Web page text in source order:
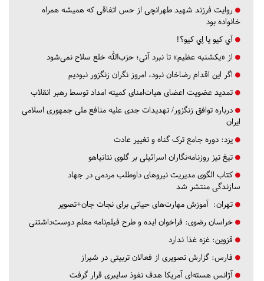
روایت فرزند شهید طهرانچی از حس اتفاقی که همیشه همراه
خانواده بود
آي كيو يا اِي كيو؟!
از «یکشنبه عظیم» تا نبرد آتی؛ حزب‌الله خلع سلاح نمی‌شود
اگر این اقدام رضاخان نبود، امروز نگران زنگزور نبودیم
تمدید عضویت اعضای هیات‌امنای کمیته امداد توسط رهبر انقلاب
درباره توافق زنگزور/ تهدیدات جدی علیه منافع ملی جمهوری اسلامی
ایران
یزد: دوره جامع ترک گناه و تغییر عادت
تیغ تیز روزنامه‌نگاران اسرائیلی بر گلوی نتانیاهو
کتاب الگوی مدیریت نیروهای داوطلب مردمی در جهاد
سازندگی منتشر شد
تهران: آموزش مهارت‌های حیاتی برای نجات جان+تصویر
خراسان رضوی: فراخوان ایده و طرح فیلم‌نامه معلم دوست‌داشتنی
قزوین: غزه غذا ندارد
فارس: گزارش تصویری از فعالان تربیتی در شیراز
آژانس هسته‌ای آمریکا هدف نفوذ سایبری قرار گرفت